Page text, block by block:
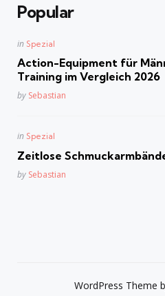
Popular
Posted
in Spezial
Action-Equipment für
Training im Vergleich 2026
Posted
by Sebastian
Posted
in Spezial
Zeitlose
Posted
by Sebastian
WordPress Theme